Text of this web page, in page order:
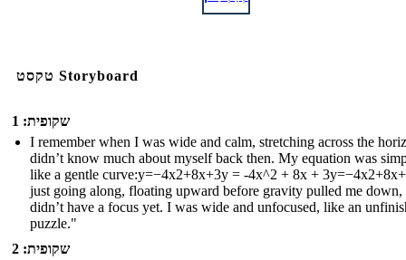
טקסט Storyboard
שקופית: 1
I remember when I was wide and calm, stretching across the
didn’t know much about myself back then. My equation was
like a gentle curve:y=−4x2+8x+3y = -4x^2 + 8x +
just going along, floating upward before gravity pulled me down,
didn’t have a focus yet. I was wide and unfocused, like an
puzzle."
שקופית: 2